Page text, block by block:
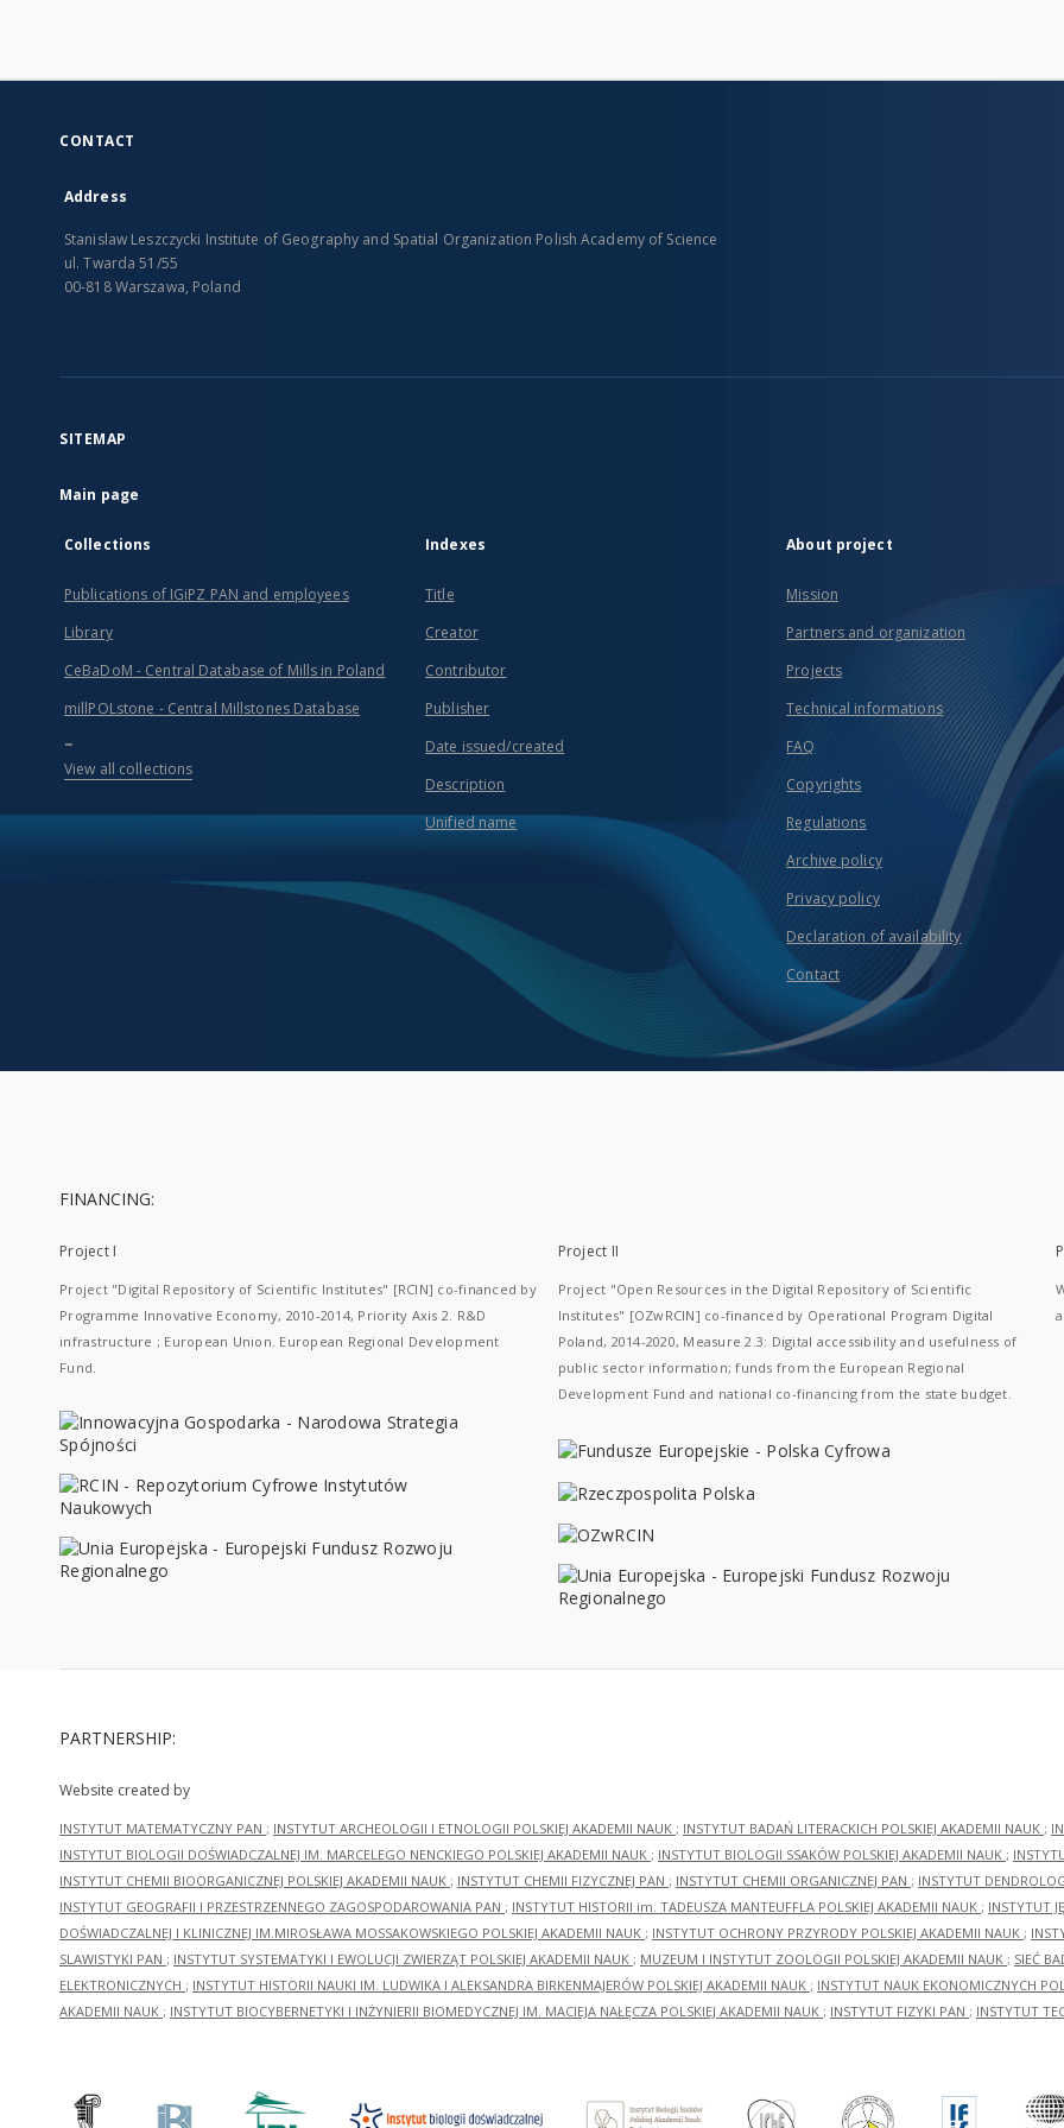
CONTACT
Address
Stanislaw Leszczycki Institute of Geography and Spatial Organization Polish Academy of Science
ul. Twarda 51/55
00-818 Warszawa, Poland
SITEMAP
Main page
Collections
Publications of IGiPZ PAN and employees
Library
CeBaDoM - Central Database of Mills in Poland
millPOLstone - Central Millstones Database
...
View all collections
Indexes
Title
Creator
Contributor
Publisher
Date issued/created
Description
Unified name
About project
Mission
Partners and organization
Projects
Technical informations
FAQ
Copyrights
Regulations
Archive policy
Privacy policy
Declaration of availability
Contact
FINANCING:
Project I
Project "Digital Repository of Scientific Institutes" [RCIN] co-financed by
Programme Innovative Economy, 2010-2014, Priority Axis 2. R&D
infrastructure ; European Union. European Regional Development
Fund.
Project II
Project "Open Resources in the Digital Repository of Scientific
Institutes" [OZwRCIN] co-financed by Operational Program Digital
Poland, 2014-2020, Measure 2.3: Digital accessibility and usefulness of
public sector information; funds from the European Regional
Development Fund and national co-financing from the state budget.
PARTNERSHIP:
Website created by
INSTYTUT MATEMATYCZNY PAN ; INSTYTUT ARCHEOLOGII I ETNOLOGII POLSKIEJ AKADEMII NAUK ; INSTYTUT BADAŃ LITERACKICH POLSKIEJ AKADEMII NAUK ;
INSTYTUT BIOLOGII DOŚWIADCZALNEJ IM. MARCELEGO NENCKIEGO POLSKIEJ AKADEMII NAUK ; INSTYTUT BIOLOGII SSAKÓW POLSKIEJ AKADEMII NAUK ;
INSTYTUT CHEMII BIOORGANICZNEJ POLSKIEJ AKADEMII NAUK ; INSTYTUT CHEMII FIZYCZNEJ PAN ; INSTYTUT CHEMII ORGANICZNEJ PAN ; INSTYTUT
INSTYTUT GEOGRAFII I PRZESTRZENNEGO ZAGOSPODAROWANIA PAN ; INSTYTUT HISTORII im. TADEUSZA MANTEUFFLA POLSKIEJ AKADEMII NAUK ; INSTYTUT
DOŚWIADCZALNEJ I KLINICZNEJ IM.MIROSŁAWA MOSSAKOWSKIEGO POLSKIEJ AKADEMII NAUK ; INSTYTUT OCHRONY PRZYRODY POLSKIEJ AKADEMII NAUK ;
SLAWISTYKI PAN ; INSTYTUT SYSTEMATYKI I EWOLUCJI ZWIERZĄT POLSKIEJ AKADEMII NAUK ; MUZEUM I INSTYTUT ZOOLOGII POLSKIEJ AKADEMII NAUK ; SIEĆ
ELEKTRONICZNYCH ; INSTYTUT HISTORII NAUKI IM. LUDWIKA I ALEKSANDRA BIRKENMAJERÓW POLSKIEJ AKADEMII NAUK ; INSTYTUT NAUK EKONOMICZNYCH
AKADEMII NAUK ; INSTYTUT BIOCYBERNETYKI I INŻYNIERII BIOMEDYCZNEJ IM. MACIEJA NAŁĘCZA POLSKIEJ AKADEMII NAUK ; INSTYTUT FIZYKI PAN ; INSTYTUT